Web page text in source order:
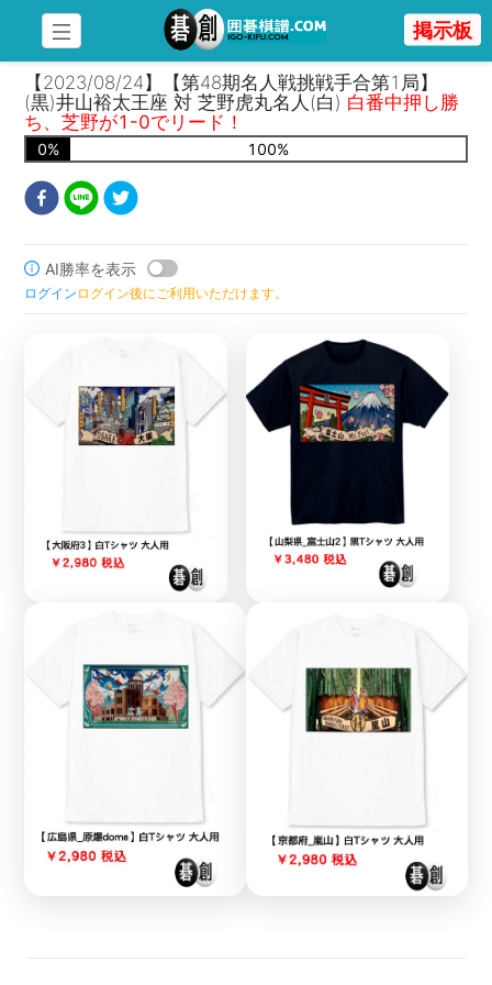
掲示板
【2023/08/24】【第48期名人戦挑戦手合第1局】
(黒)井山裕太王座 対 芝野虎丸名人(白) 白番中押し勝
ち、芝野が1-0でリード！
0% 100%
AI勝率を表示
ログイン ログイン後にご利用いただけます。